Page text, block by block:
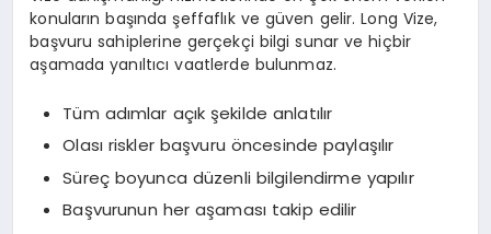
konuların başında şeffaflık ve güven gelir. Long Vize,
başvuru sahiplerine gerçekçi bilgi sunar ve hiçbir
aşamada yanıltıcı vaatlerde bulunmaz.
Tüm adımlar açık şekilde anlatılır
Olası riskler başvuru öncesinde paylaşılır
Süreç boyunca düzenli bilgilendirme yapılır
Başvurunun her aşaması takip edilir